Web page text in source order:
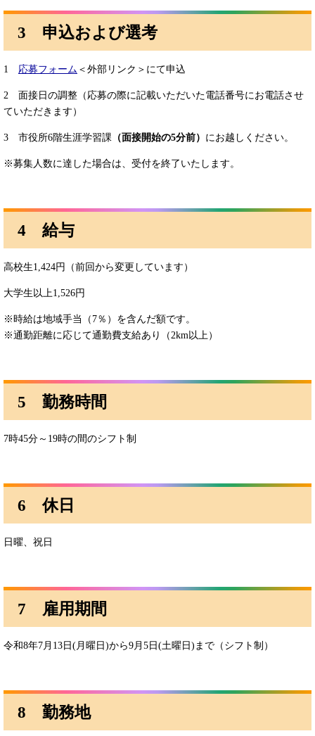
3 申込および選考
1 応募フォーム ＜外部リンク＞ にて申込
2 面接日の調整（応募の際に記載いただいた電話番号にお電話させ
ていただきます）
3 市役所6階生涯学習課 （面接開始の5分前） にお越しください。
※募集人数に達した場合は、受付を終了いたします。
4 給与
高校生1,424円（前回から変更しています）
大学生以上1,526円
※時給は地域手当（7％）を含んだ額です。
※通勤距離に応じて通勤費支給あり（2km以上）​
5 勤務時間
7時45分～19時の間のシフト制
6 休日
日曜、祝日
7 雇用期間
令和8年7月13日(月曜日)から9月5日(土曜日)まで（シフト制）
8 勤務地